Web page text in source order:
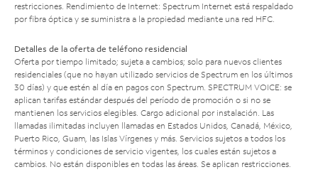
restricciones. Rendimiento de Internet: Spectrum Internet está respaldado
por fibra óptica y se suministra a la propiedad mediante una red HFC.
Detalles de la oferta de teléfono residencial
Oferta por tiempo limitado; sujeta a cambios; solo para nuevos clientes
residenciales (que no hayan utilizado servicios de Spectrum en los últimos
30 días) y que estén al día en pagos con Spectrum. SPECTRUM VOICE: se
aplican tarifas estándar después del período de promoción o si no se
mantienen los servicios elegibles. Cargo adicional por instalación. Las
llamadas ilimitadas incluyen llamadas en Estados Unidos, Canadá, México,
Puerto Rico, Guam, las Islas Vírgenes y más. Servicios sujetos a todos los
términos y condiciones de servicio vigentes, los cuales están sujetos a
cambios. No están disponibles en todas las áreas. Se aplican restricciones.